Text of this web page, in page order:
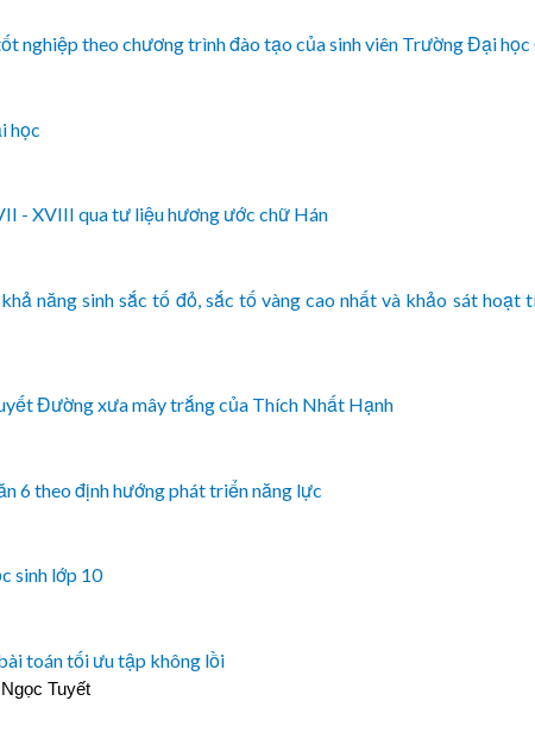
nghiệp theo chương trình đào tạo của sinh viên Trường Đại học
học
- XVIII qua tư liệu hương ước chữ Hán
năng sinh sắc tố đỏ, sắc tố vàng cao nhất và khảo sát hoạt
Đường xưa mây trắng của Thích Nhất Hạnh
6 theo định hướng phát triển năng lực
sinh lớp 10
toán tối ưu tập không lồi
Tuyết